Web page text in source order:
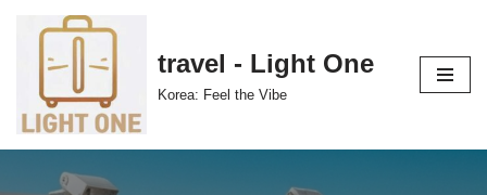
츠
로
travel - Light One
Korea: Feel the Vibe